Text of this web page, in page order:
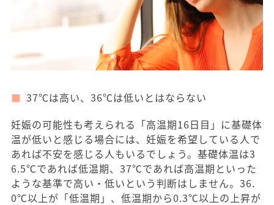
37℃は高い、36℃は低いとはならない
妊娠の可能性も考えられる「高温期16日目」に基礎体
温が低いと感じる場合には、妊娠を希望している人で
あれば不安を感じる人もいるでしょう。基礎体温は3
6.5℃であれば低温期、37℃であれば高温期といった
ような基準で高い・低いという判断はしません。36.
0℃以上が「低温期」、低温期から0.3℃以上の上昇が